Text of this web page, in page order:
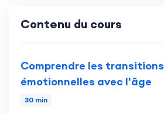
Contenu du cours
Comprendre les transitions
émotionnelles avec l'âge
30 min